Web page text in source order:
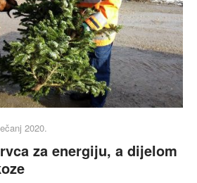
2020.
za energiju, a dijelom